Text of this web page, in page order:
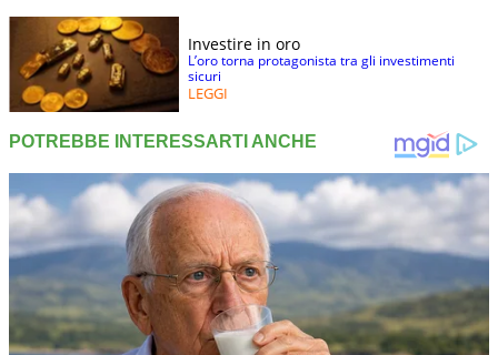
Investire in oro
L’oro torna protagonista tra gli investimenti
sicuri
LEGGI